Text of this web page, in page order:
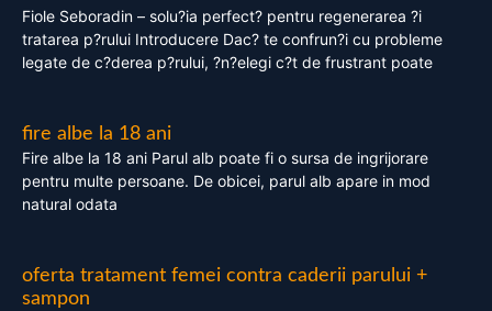
Fiole Seboradin – solu?ia perfect? pentru regenerarea ?i
tratarea p?rului Introducere Dac? te confrun?i cu probleme
legate de c?derea p?rului, ?n?elegi c?t de frustrant poate
fire albe la 18 ani
Fire albe la 18 ani Parul alb poate fi o sursa de ingrijorare
pentru multe persoane. De obicei, parul alb apare in mod
natural odata
oferta tratament femei contra caderii parului +
sampon